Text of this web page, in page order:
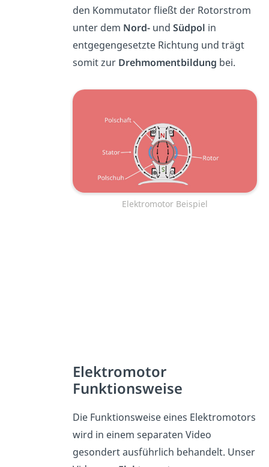
den Kommutator fließt der Rotorstrom
unter dem Nord- undSüdpol in
entgegengesetzte Richtung und trägt
somit zur Drehmomentbildung bei.
Elektromotor Beispiel
Elektromotor
Funktionsweise
Die Funktionsweise eines Elektromotors
wird in einem separaten Video
gesondert ausführlich behandelt. Unser